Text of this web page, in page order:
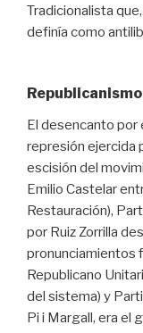
Tradicionalista
definía como
Republicanismo
El desencanto por
represión ejercida
escisión del
Emilio Castelar
Restauración),
por Ruiz Zorrilla
pronunciamientos
Republicano
del sistema) y
Pi i Margall, era el